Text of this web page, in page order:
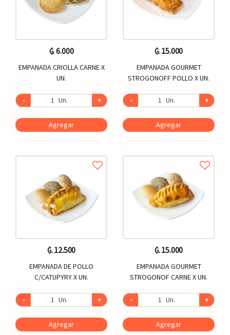
₲. 6.000
EMPANADA CRIOLLA CARNE X
UN.
- Un. +
Agregar
₲. 12.500
EMPANADA DE POLLO
C/CATUPYRY X UN.
- Un. +
Agregar
₲. 15.000
EMPANADA GOURMET
STROGONOFF POLLO X UN.
- Un. +
Agregar
₲. 15.000
EMPANADA GOURMET
STROGONOF CARNE X UN.
- Un. +
Agregar